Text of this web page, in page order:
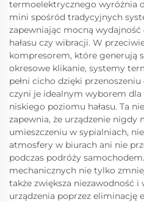
termoelektrycznego wyróżnia
mini spośród tradycyjnych
zapewniając mocną wydajność
hałasu czy wibracji. W
kompresorem, które generują
okresowe klikanie, systemy
pełni cicho dzięki przenoszeniu
czyni je idealnym wyborem
niskiego poziomu hałasu. Ta
zapewnia, że urządzenie nigdy
umieszczeniu w sypialniach,
atmosfery w biurach ani nie
podczas podróży
mechanicznych nie tylko
także zwiększa niezawodność i
urządzenia poprzez eliminację